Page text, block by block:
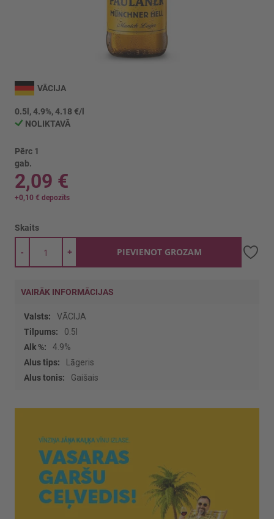
uz
galerijas
sākumu
VĀCIJA
0.5l, 4.9%, 4.18 €/l
NOLIKTAVĀ
Pērc 1
gab.
2,09 €
+0,10 € depozīts
Skaits
+
- PIEVIENOT GROZAM
VAIRĀK INFORMĀCIJAS
Vairāk
informācijas
VĀCIJA
0.5l
4.9%
Lāgeris
Gaišais